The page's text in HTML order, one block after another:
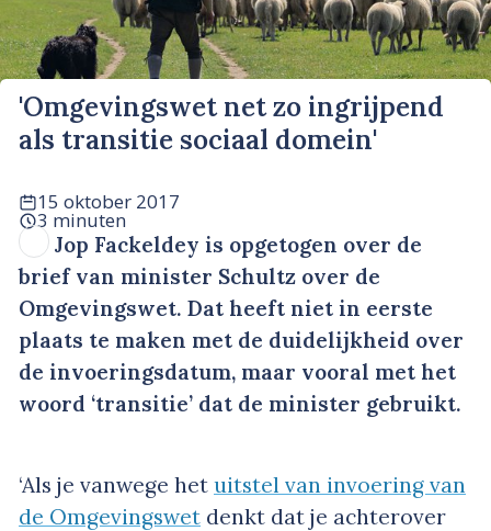
'Omgevingswet net zo ingrijpend
als transitie sociaal domein'
15 oktober 2017
3 minuten
Jop Fackeldey is opgetogen over de
brief van minister Schultz over de
Omgevingswet. Dat heeft niet in eerste
plaats te maken met de duidelijkheid over
de invoeringsdatum, maar vooral met het
woord ‘transitie’ dat de minister gebruikt.
‘Als je vanwege het uitstel van invoering van
de Omgevingswet denkt dat je achterover